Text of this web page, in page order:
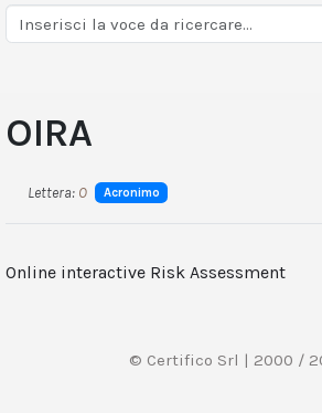
OIRA
Lettera: O Acronimo
Online interactive Risk Assessment
© Certifico Srl | 2000 /